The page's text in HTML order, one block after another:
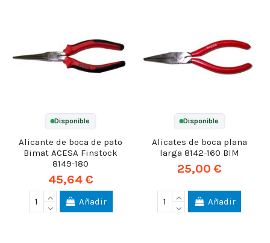
Disponible
Alicante de boca de pato
Bimat ACESA Finstock
8149-180
45,64 €
Añadir
Disponible
Alicates de boca plana
larga 8142-160 BIM
25,00 €
Añadir